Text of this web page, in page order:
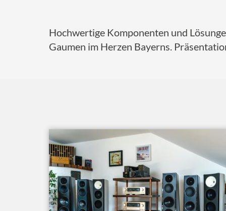
Hochwertige Komponenten und
Gaumen im Herzen Bayerns.